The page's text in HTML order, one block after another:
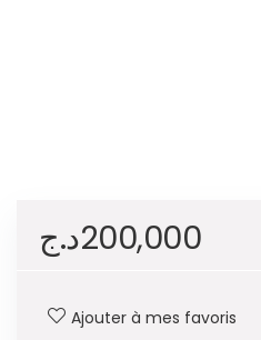
200,000د.ج
Ajouter à mes favoris